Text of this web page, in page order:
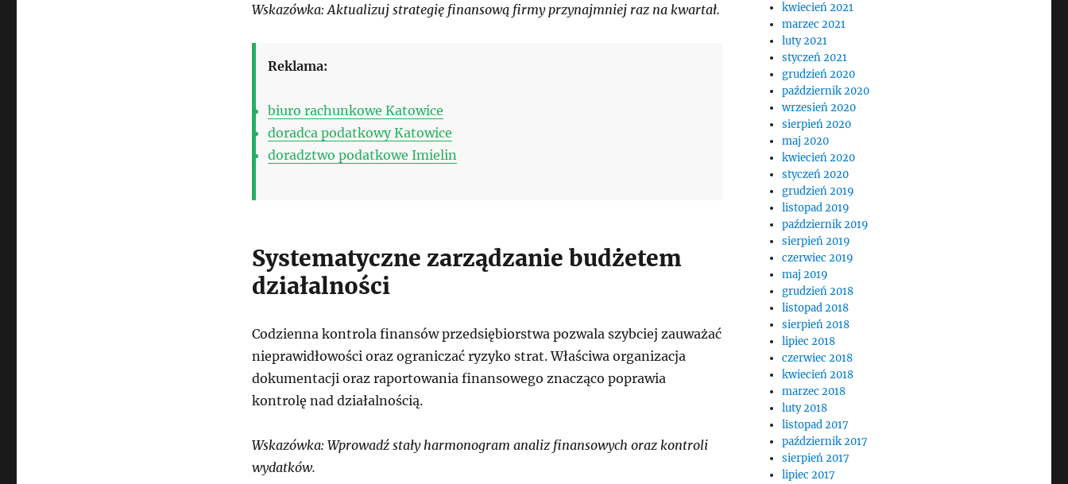
Wskazówka: Aktualizuj strategię finansową firmy przynajmniej raz na kwartał.
Reklama:
biuro rachunkowe Katowice
doradca podatkowy Katowice
doradztwo podatkowe Imielin
Systematyczne zarządzanie budżetem
działalności
Codzienna kontrola finansów przedsiębiorstwa pozwala szybciej zauważać
nieprawidłowości oraz ograniczać ryzyko strat. Właściwa organizacja
dokumentacji oraz raportowania finansowego znacząco poprawia
kontrolę nad działalnością.
Wskazówka: Wprowadź stały harmonogram analiz finansowych oraz kontroli
wydatków.
kwiecień 2021
marzec 2021
luty 2021
styczeń 2021
grudzień 2020
październik 2020
wrzesień 2020
sierpień 2020
maj 2020
kwiecień 2020
styczeń 2020
grudzień 2019
listopad 2019
październik 2019
sierpień 2019
czerwiec 2019
maj 2019
grudzień 2018
listopad 2018
sierpień 2018
lipiec 2018
czerwiec 2018
kwiecień 2018
marzec 2018
luty 2018
listopad 2017
październik 2017
sierpień 2017
lipiec 2017